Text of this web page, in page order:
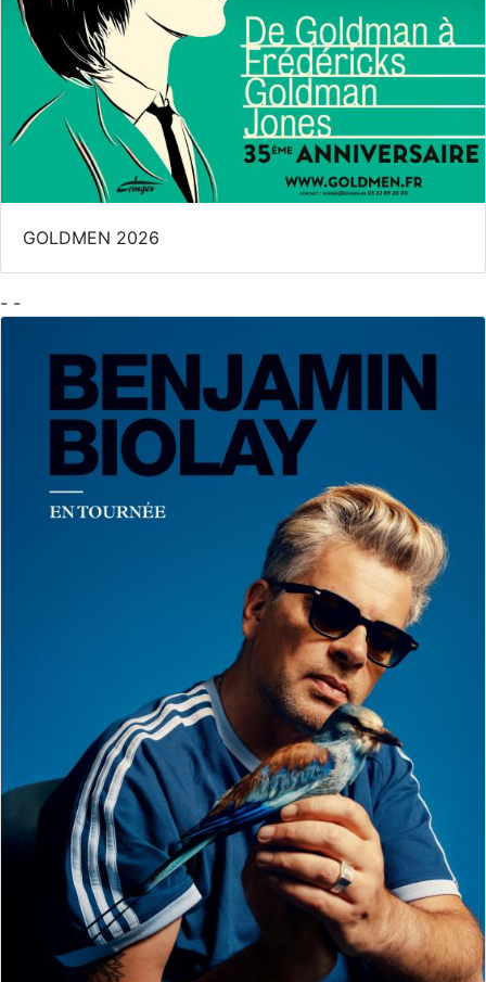
GOLDMEN 2026
- -